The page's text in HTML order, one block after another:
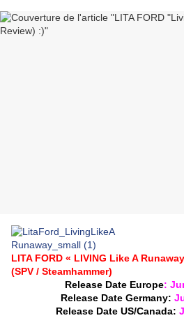
LITA FORD « LIVING Like A
(SPV / Steamhammer)
Release Date Europe:
Release Date Germany:
Release Date US/Canada: